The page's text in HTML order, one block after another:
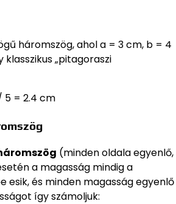
háromszög, ahol a = 3 cm, b = 4
„pitagoraszi
5 = 2.4 cm
(minden oldala egyenlő,
a magasság mindig a
esik, és minden magasság egyenlő
így számoljuk: